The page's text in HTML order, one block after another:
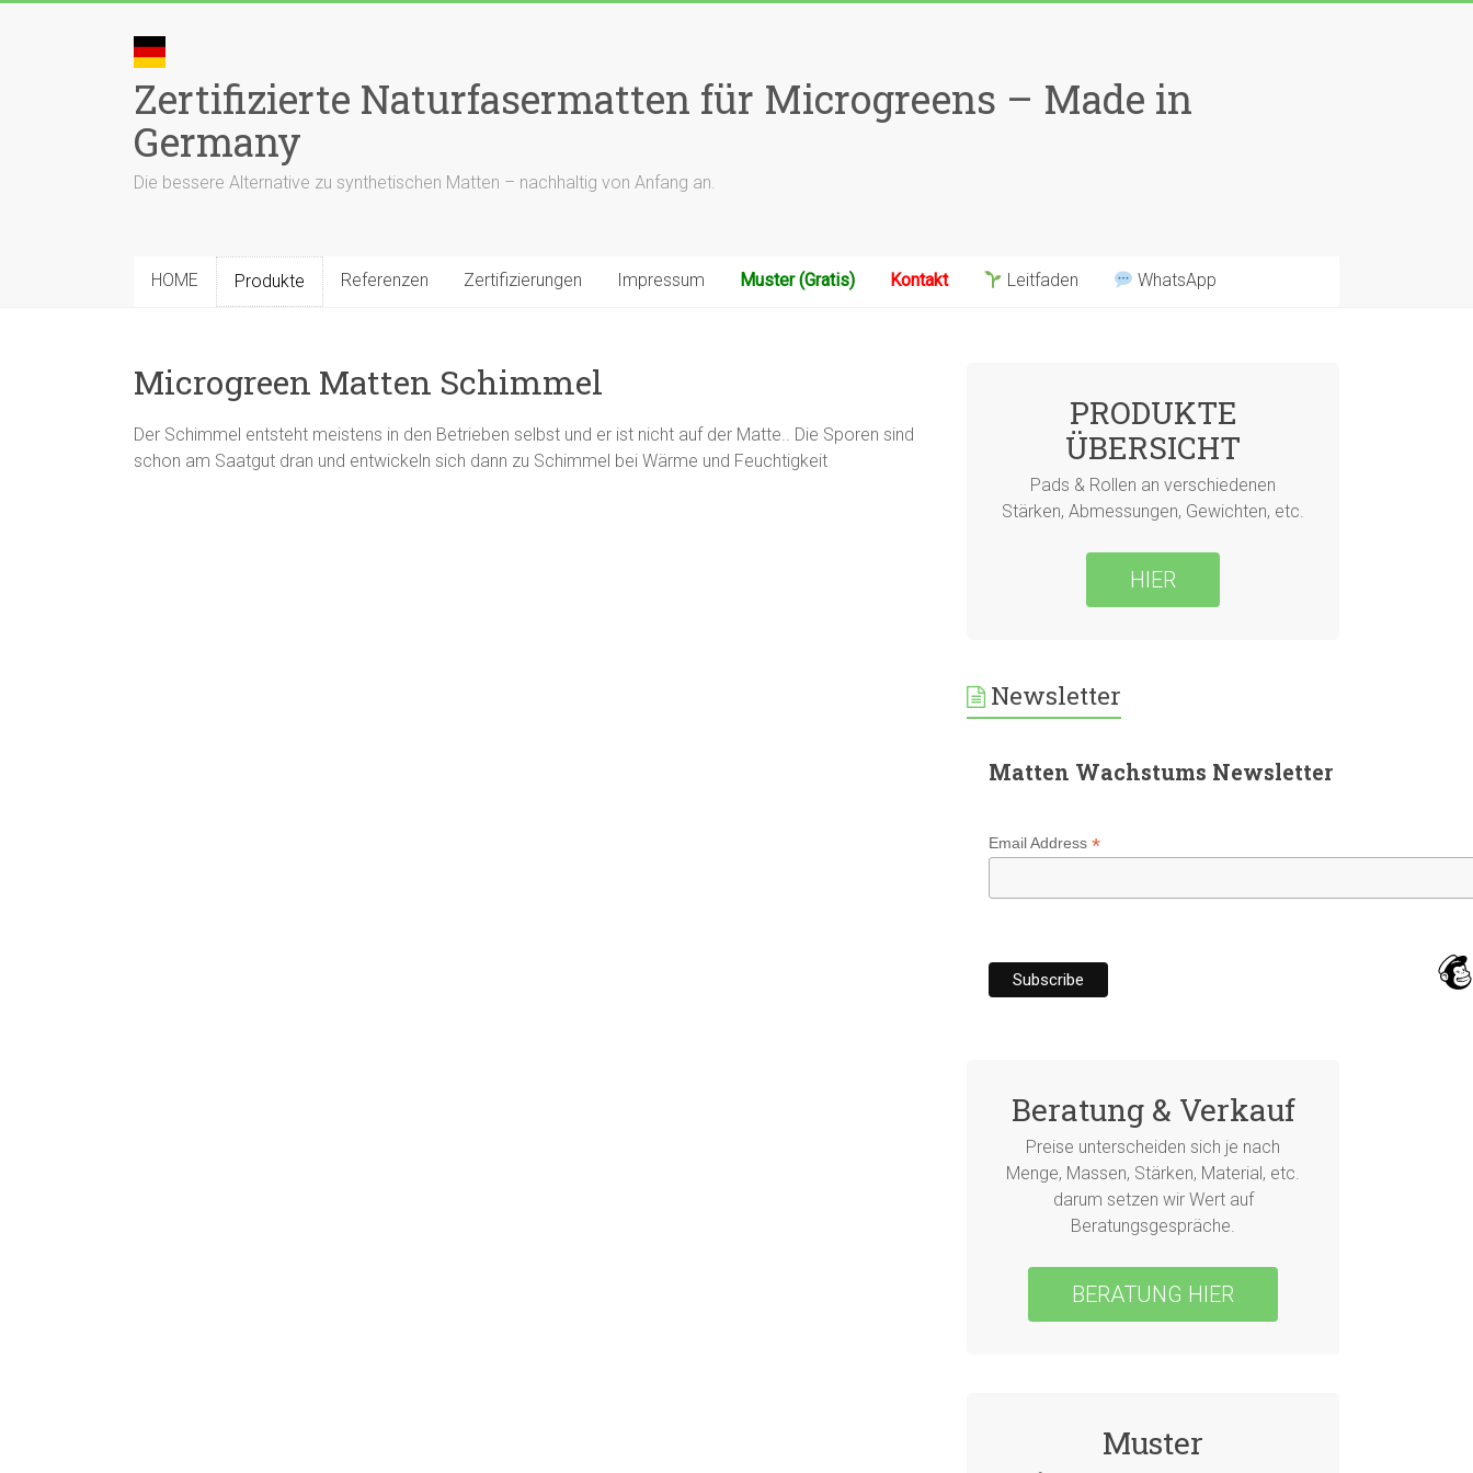
Zertifizierte Naturfasermatten für Microgreens – Made in
Germany
Die bessere Alternative zu synthetischen Matten – nachhaltig von Anfang an.
HOME Produkte Referenzen Zertifizierungen Impressum Muster (Gratis) Kontakt Leitfaden WhatsApp
Microgreen Matten Schimmel
Der Schimmel entsteht meistens in den Betrieben selbst und er ist nicht auf der Matte.. Die Sporen sind
schon am Saatgut dran und entwickeln sich dann zu Schimmel bei Wärme und Feuchtigkeit
PRODUKTE
ÜBERSICHT
Pads & Rollen an verschiedenen
Stärken, Abmessungen, Gewichten, etc.
HIER
Newsletter
Matten Wachstums Newsletter
Email Address*
Beratung & Verkauf
Preise unterscheiden sich je nach
Menge, Massen, Stärken, Material, etc.
darum setzen wir Wert auf
Beratungsgespräche.
BERATUNG HIER
Muster